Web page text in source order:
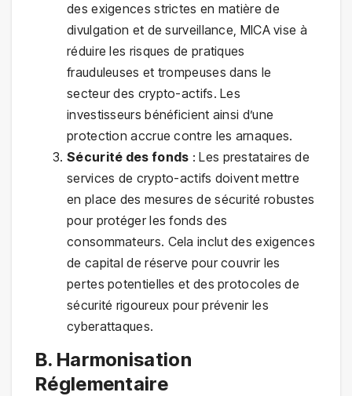
des exigences strictes en matière de
divulgation et de surveillance, MICA vise à
réduire les risques de pratiques
frauduleuses et trompeuses dans le
secteur des crypto-actifs. Les
investisseurs bénéficient ainsi d’une
protection accrue contre les arnaques.
Sécurité des fonds : Les prestataires de
services de crypto-actifs doivent mettre
en place des mesures de sécurité robustes
pour protéger les fonds des
consommateurs. Cela inclut des exigences
de capital de réserve pour couvrir les
pertes potentielles et des protocoles de
sécurité rigoureux pour prévenir les
cyberattaques.
B. Harmonisation
Réglementaire